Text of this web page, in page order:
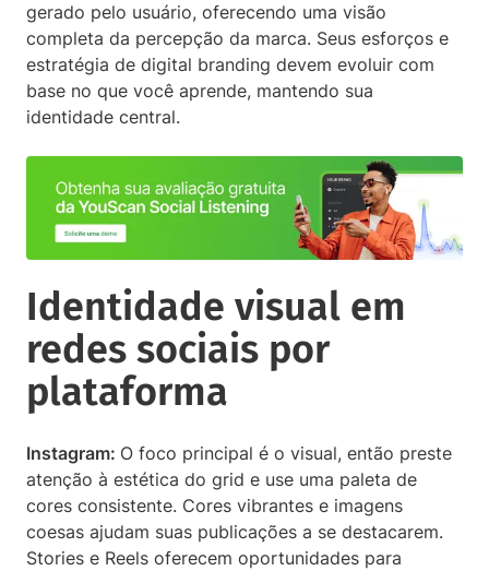
gerado pelo usuário, oferecendo uma visão
completa da percepção da marca. Seus esforços e
estratégia de digital branding devem evoluir com
base no que você aprende, mantendo sua
identidade central.
Identidade visual em
redes sociais por
plataforma
Instagram: O foco principal é o visual, então preste
atenção à estética do grid e use uma paleta de
cores consistente. Cores vibrantes e imagens
coesas ajudam suas publicações a se destacarem.
Stories e Reels oferecem oportunidades para